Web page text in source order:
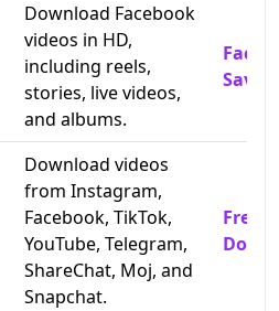
Download Facebook
videos in HD,
including reels,
stories, live videos,
and albums.
Saver
Download videos
from Instagram,
Facebook, TikTok,
YouTube, Telegram,
ShareChat, Moj, and
Snapchat.
Free